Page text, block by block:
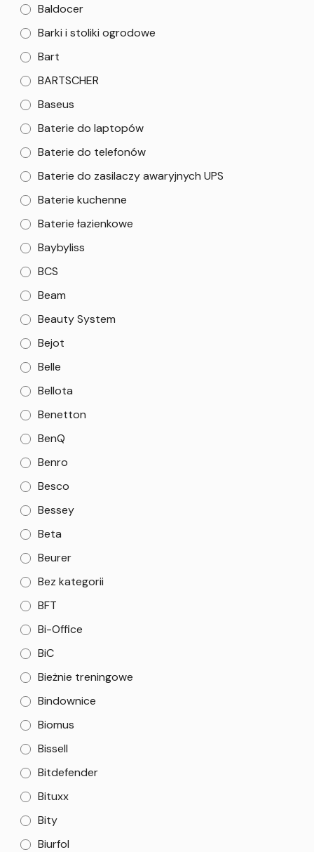
Baldocer
Barki i stoliki ogrodowe
Bart
BARTSCHER
Baseus
Baterie do laptopów
Baterie do telefonów
Baterie do zasilaczy awaryjnych UPS
Baterie kuchenne
Baterie łazienkowe
Baybyliss
BCS
Beam
Beauty System
Bejot
Belle
Bellota
Benetton
BenQ
Benro
Besco
Bessey
Beta
Beurer
Bez kategorii
BFT
Bi-Office
BiC
Bieżnie treningowe
Bindownice
Biomus
Bissell
Bitdefender
Bituxx
Bity
Biurfol